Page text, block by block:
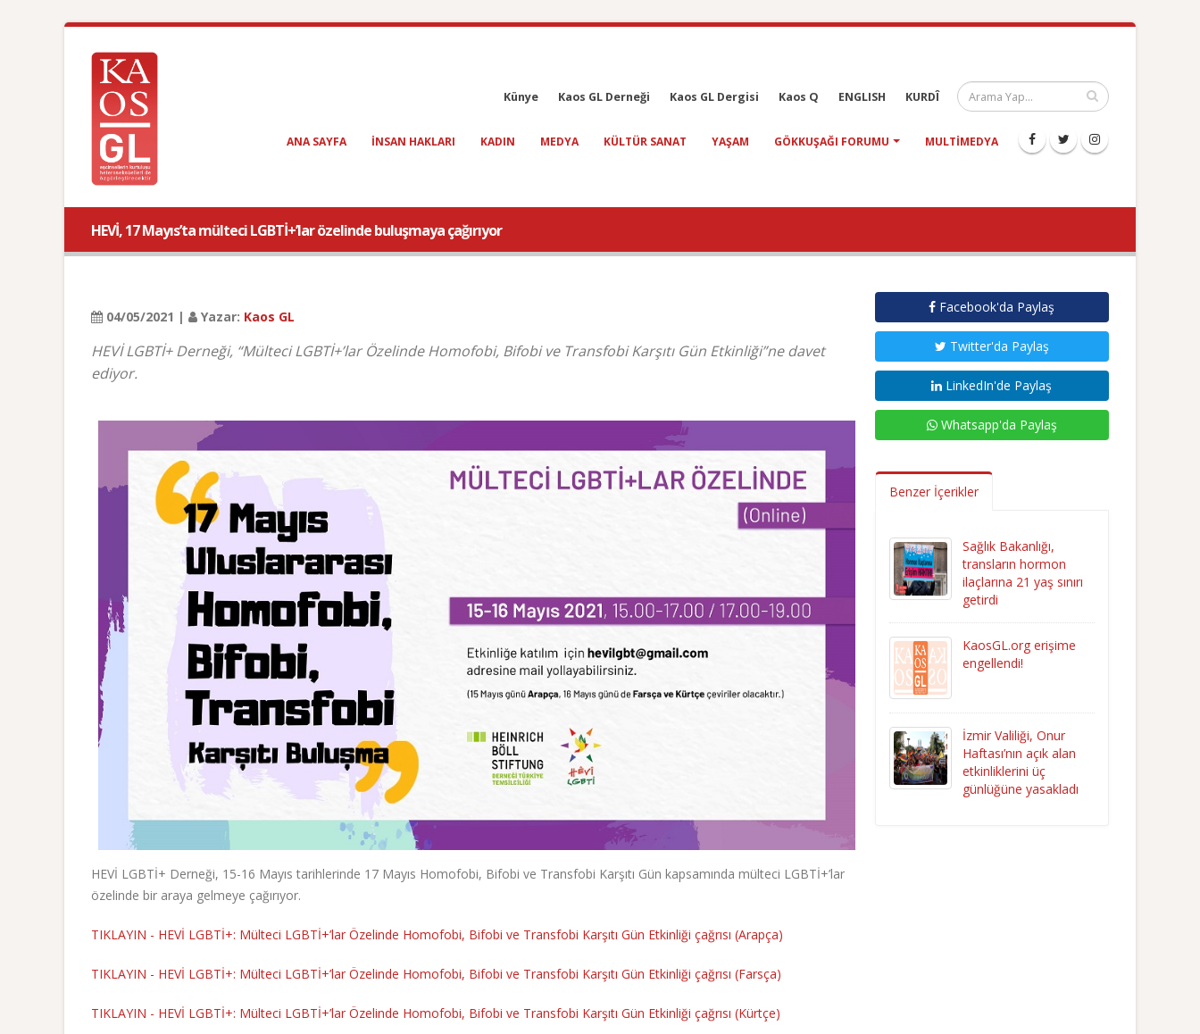
Künye Kaos GL Derneği Kaos GL Dergisi Kaos Q ENGLISH KURDÎ
ANA SAYFA INSAN HAKLARI KADIN MEDYA KÜLTÜR SANAT YAŞAM GÖKKUŞAĞI FORUMU MULTIMEDYA
HEVİ, 17 Mayıs’ta mülteci LGBTİ+’lar özelinde buluşmaya çağırıyor
04/05/2021 | Yazar: Kaos GL
HEVİ LGBTİ+ Derneği, “Mülteci LGBTİ+’lar Özelinde Homofobi, Bifobi ve Transfobi Karşıtı Gün Etkinliği”ne davet
ediyor.
HEVİ LGBTİ+ Derneği, 15-16 Mayıs tarihlerinde 17 Mayıs Homofobi, Bifobi ve Transfobi Karşıtı Gün kapsamında mülteci LGBTİ+’lar
özelinde bir araya gelmeye çağırıyor.
TIKLAYIN - HEVİ LGBTİ+: Mülteci LGBTİ+’lar Özelinde Homofobi, Bifobi ve Transfobi Karşıtı Gün Etkinliği çağrısı (Arapça)
TIKLAYIN - HEVİ LGBTİ+: Mülteci LGBTİ+’lar Özelinde Homofobi, Bifobi ve Transfobi Karşıtı Gün Etkinliği çağrısı (Farsça)
TIKLAYIN - HEVİ LGBTİ+: Mülteci LGBTİ+’lar Özelinde Homofobi, Bifobi ve Transfobi Karşıtı Gün Etkinliği çağrısı (Kürtçe)
Facebook'da Paylaş
Twitter'da Paylaş
LinkedIn'de Paylaş
Whatsapp'da Paylaş
Benzer İçerikler
Sağlık Bakanlığı,
transların hormon
ilaçlarına 21 yaş sınırı
getirdi
KaosGL.org erişime
engellendi!
İzmir Valiliği, Onur
Haftası’nın açık alan
etkinliklerini üç
günlüğüne yasakladı